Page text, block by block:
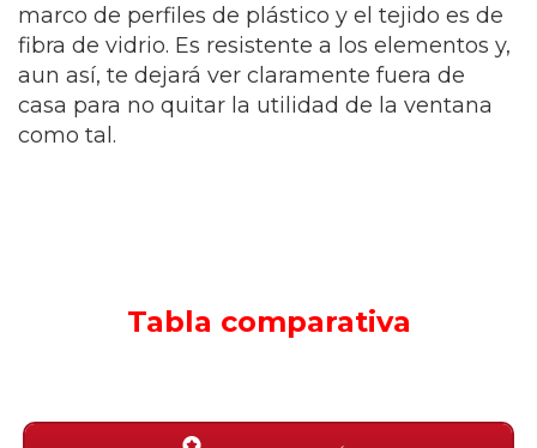
marco de perfiles de plástico y el tejido es de
fibra de vidrio. Es resistente a los elementos y,
aun así, te dejará ver claramente fuera de
casa para no quitar la utilidad de la ventana
como tal.
Tabla comparativa